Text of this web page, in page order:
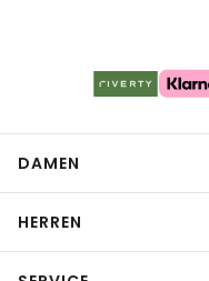
DAMEN
HERREN